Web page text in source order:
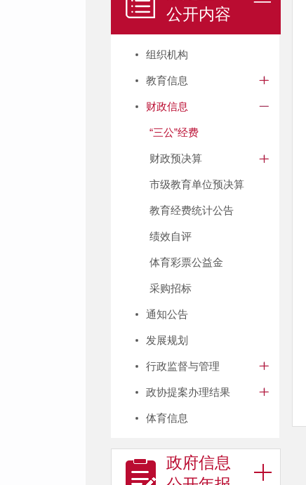
公开内容
组织机构
教育信息
财政信息
“三公”经费
财政预决算
市级教育单位预决算
教育经费统计公告
绩效自评
体育彩票公益金
采购招标
通知公告
发展规划
行政监督与管理
政协提案办理结果
体育信息
政府信息